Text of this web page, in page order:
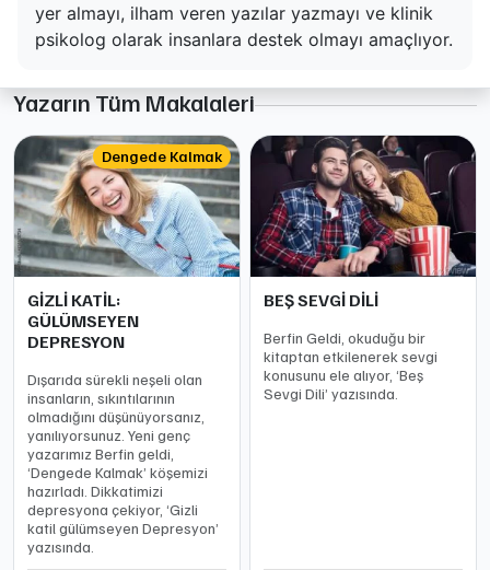
yer almayı, ilham veren yazılar yazmayı ve klinik
psikolog olarak insanlara destek olmayı amaçlıyor.
Yazarın Tüm Makalaleri
Dengede Kalmak
GİZLİ KATİL:
GÜLÜMSEYEN
DEPRESYON
Dışarıda sürekli neşeli olan
insanların, sıkıntılarının
olmadığını düşünüyorsanız,
yanılıyorsunuz. Yeni genç
yazarımız Berfin geldi,
‘Dengede Kalmak’ köşemizi
hazırladı. Dikkatimizi
depresyona çekiyor, ‘Gizli
katil gülümseyen Depresyon’
yazısında.
BEŞ SEVGİ DİLİ
Berfin Geldi, okuduğu bir
kitaptan etkilenerek sevgi
konusunu ele alıyor, ‘Beş
Sevgi Dili’ yazısında.